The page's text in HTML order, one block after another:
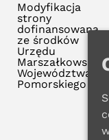
Modyfikacja
strony
dofinansowana
ze środków
Urzędu
Województwa
Pomorskiego